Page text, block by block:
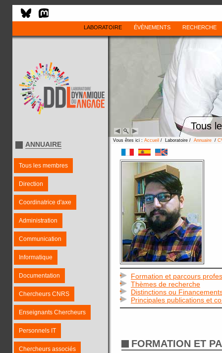
LABORATOIRE ÉVÈNEMENTS RECHERCHE
Tous
ANNUAIRE
Tous les membres
Direction
Coordinatrice d'axe
Administration
Communication
Informatique
Documentation
Chercheurs CNRS
Enseignants Chercheurs
Personnels IT
Chercheurs associés
Vous êtes ici : Accueil / Laboratoire / Annuaire /
Formation et parcours
Thèmes de recherche
Distinctions ou
Principales publications et
FORMATION ET